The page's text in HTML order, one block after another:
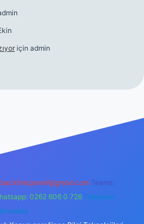
için admin
backlinkpaneli@gmail.com Teams:
0262 606 0 726 Telegram: